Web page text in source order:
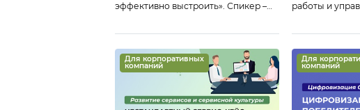
эффективно выстроить». Спикер –
«Лента». До того как возглавить
бизнес-парнером, имеет опыт
работы с кадрами ОЦО более 10 лет.
В рамках Open Talk Екатерина
Потапова рассказала коллегам:
Тайм-коды: […]
работы и
Для корпоративных
компаний
Для
компаний